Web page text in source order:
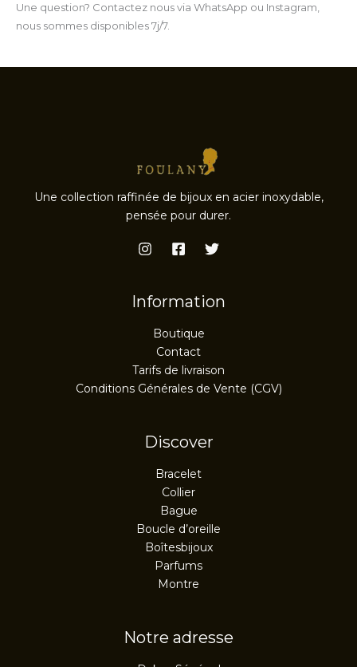
Une question? Contactez nous via WhatsApp ou Instagram,
nous sommes disponibles 7j/7.
Une collection raffinée de bijoux en acier inoxydable,
pensée pour durer.
Information
Boutique
Contact
Tarifs de livraison
Conditions Générales de Vente (CGV)
Discover
Bracelet
Collier
Bague
Boucle d’oreille
Boîtesbijoux
Parfums
Montre
Notre adresse